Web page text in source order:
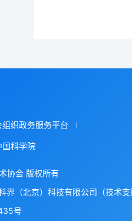
组织政务服务平台
国科学院
协会 版权所有
界（北京）科技有限公司（技术
号